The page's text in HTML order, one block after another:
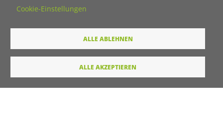
Cookie-Einstellungen
ALLE ABLEHNEN
ALLE AKZEPTIEREN